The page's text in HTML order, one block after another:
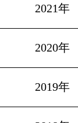
過去の